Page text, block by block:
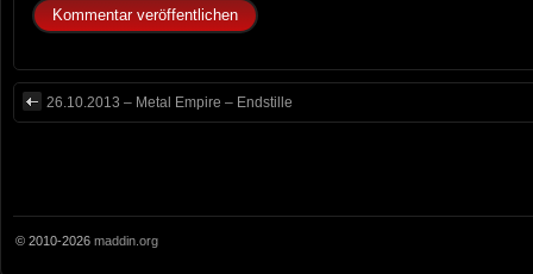
26.10.2013 – Metal Empire – Endstille
© 2010-2026 maddin.org